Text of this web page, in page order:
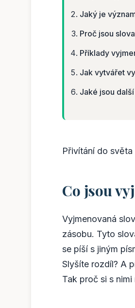
Jaký je
Proč jsou
Příklady
Jak vytvářet
Jaké jsou
Přivítání do
Co jsou
Vyjmenovaná
zásobu. Tyto
se píší s jiným
Slyšíte rozdíl? A
Tak proč si s